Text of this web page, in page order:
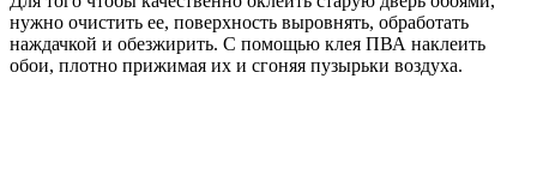
нужно очистить ее, поверхность выровнять, обработать
наждачкой и обезжирить. С помощью клея ПВА наклеить
обои, плотно прижимая их и сгоняя пузырьки воздуха.